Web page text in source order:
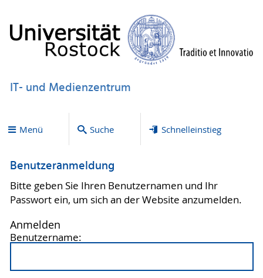
IT- und Medienzentrum
Menü Suche Schnelleinstieg
Benutzeranmeldung
Bitte geben Sie Ihren Benutzernamen und Ihr
Passwort ein, um sich an der Website anzumelden.
Anmelden
Benutzername: